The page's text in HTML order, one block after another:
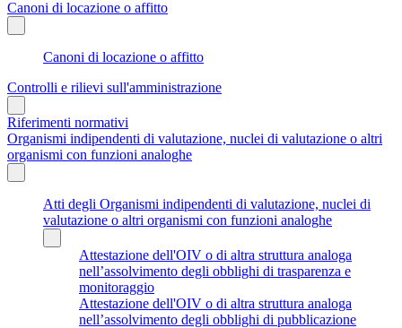
Canoni di locazione o affitto
Canoni di locazione o affitto
Controlli e rilievi sull'amministrazione
Riferimenti normativi
Organismi indipendenti di valutazione, nuclei di valutazione o altri
organismi con funzioni analoghe
Atti degli Organismi indipendenti di valutazione, nuclei di
valutazione o altri organismi con funzioni analoghe
Attestazione dell'OIV o di altra struttura analoga
nell’assolvimento degli obblighi di trasparenza e
monitoraggio
Attestazione dell'OIV o di altra struttura analoga
nell’assolvimento degli obblighi di pubblicazione